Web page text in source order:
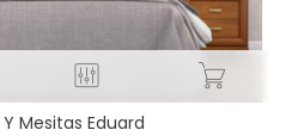
Mesitas Eduard